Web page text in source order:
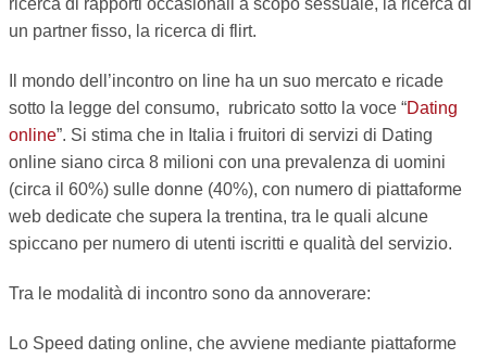
un partner fisso, la ricerca di flirt.
Il mondo dell’incontro on line ha un suo mercato e ricade
sotto la legge del consumo, rubricato sotto la voce “Dating
online”. Si stima che in Italia i fruitori di servizi di Dating
online siano circa 8 milioni con una prevalenza di uomini
(circa il 60%) sulle donne (40%), con numero di piattaforme
web dedicate che supera la trentina, tra le quali alcune
spiccano per numero di utenti iscritti e qualità del servizio.
Tra le modalità di incontro sono da annoverare:
Lo Speed dating online, che avviene mediante piattaforme